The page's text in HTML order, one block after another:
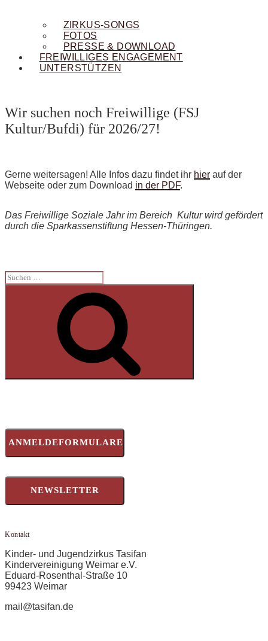
ZIRKUS-SONGS
FOTOS
PRESSE & DOWNLOAD
FREIWILLIGES ENGAGEMENT
UNTERSTÜTZEN
Wir suchen noch Freiwillige (FSJ
Kultur/Bufdi) für 2026/27!
Gerne weitersagen! Alle Infos dazu findet ihr hier auf der
Webseite oder zum Download in der PDF.
Das Freiwillige Soziale Jahr im Bereich Kultur wird gefördert
durch die Sparkassenstiftung Hessen-Thüringen.
Suchen
nach:
ANMELDEFORMULARE
NEWSLETTER
Kontakt
Kinder- und Jugendzirkus Tasifan
Kindervereinigung Weimar e.V.
Eduard-Rosenthal-Straße 10
99423 Weimar
mail@tasifan.de